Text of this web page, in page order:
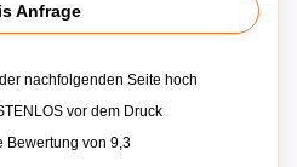
Anfrage
nachfolgenden Seite hoch
vor dem Druck
Bewertung von 9,3